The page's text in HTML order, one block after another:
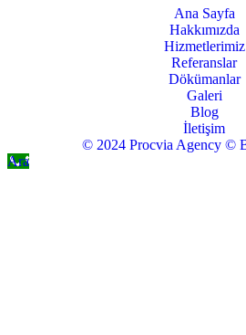
Ana Sayfa
Hakkımızda
Hizmetlerimiz
Referanslar
Dökümanlar
Galeri
Blog
İletişim
© 2024 Procvia Agency ©
Ara